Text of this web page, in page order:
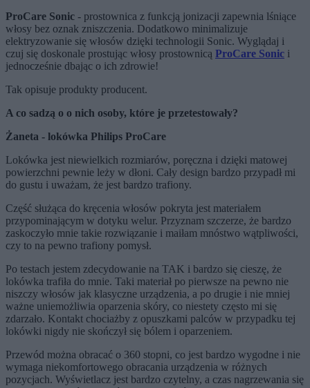
ProCare Sonic - prostownica z funkcją jonizacji zapewnia lśniące
włosy bez oznak zniszczenia. Dodatkowo minimalizuje
elektryzowanie się włosów dzięki technologii Sonic. Wyglądaj i
czuj się doskonale prostując włosy prostownicą ProCare Sonic i
jednocześnie dbając o ich zdrowie!
Tak opisuje produkty producent.
A co sadzą o o nich osoby, które je przetestowały?
Żaneta - lokówka Philips ProCare
Lokówka jest niewielkich rozmiarów, poręczna i dzięki matowej
powierzchni pewnie leży w dłoni. Cały design bardzo przypadł mi
do gustu i uważam, że jest bardzo trafiony.
Część służąca do kręcenia włosów pokryta jest materiałem
przypominającym w dotyku welur. Przyznam szczerze, że bardzo
zaskoczyło mnie takie rozwiązanie i maiłam mnóstwo wątpliwości,
czy to na pewno trafiony pomysł.
Po testach jestem zdecydowanie na TAK i bardzo się cieszę, że
lokówka trafiła do mnie. Taki materiał po pierwsze na pewno nie
niszczy włosów jak klasyczne urządzenia, a po drugie i nie mniej
ważne uniemożliwia oparzenia skóry, co niestety często mi się
zdarzało. Kontakt chociażby z opuszkami palców w przypadku tej
lokówki nigdy nie skończył się bólem i oparzeniem.
Przewód można obracać o 360 stopni, co jest bardzo wygodne i nie
wymaga niekomfortowego obracania urządzenia w różnych
pozycjach. Wyświetlacz jest bardzo czytelny, a czas nagrzewania się